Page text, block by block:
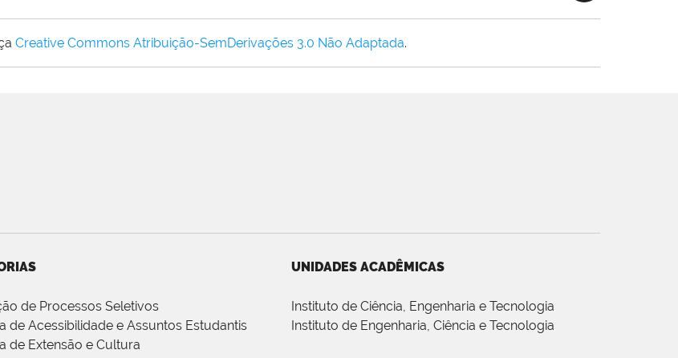
Creative Commons Atribuição-SemDerivações 3.0 Não Adaptada.
de Processos Seletivos
de Acessibilidade e Assuntos Estudantis
de Extensão e Cultura
UNIDADES ACADÊMICAS
Instituto de Ciência, Engenharia e Tecnologia
Instituto de Engenharia, Ciência e Tecnologia